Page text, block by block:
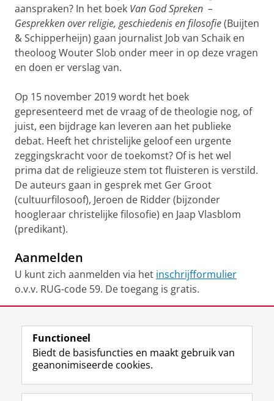
aanspraken? In het boek Van God Spreken –
Gesprekken over religie, geschiedenis en filosofie(Buijten
& Schipperheijn) gaan journalist Job van Schaik en
theoloog Wouter Slob onder meer in op deze vragen
en doen er verslag van.
Op 15 november 2019 wordt het boek
gepresenteerd met de vraag of de theologie nog, of
juist, een bijdrage kan leveren aan het publieke
debat. Heeft het christelijke geloof een urgente
zeggingskracht voor de toekomst? Of is het wel
prima dat de religieuze stem tot fluisteren is verstild.
De auteurs gaan in gesprek met Ger Groot
(cultuurfilosoof), Jeroen de Ridder (bijzonder
hoogleraar christelijke filosofie) en Jaap Vlasblom
(predikant).
Aanmelden
U kunt zich aanmelden via het inschrijfformulier
o.v.v. RUG-code 59. De toegang is gratis.
Volg de RUG
F
a
L
i
R
S
I
n
Y
o
Functioneel
Biedt de basisfuncties en maakt gebruik van
geanonimiseerde cookies.